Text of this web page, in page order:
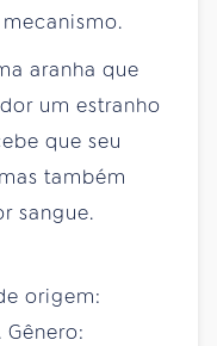
aranha que
um estranho
que seu
também
sangue.
origem:
Gênero: